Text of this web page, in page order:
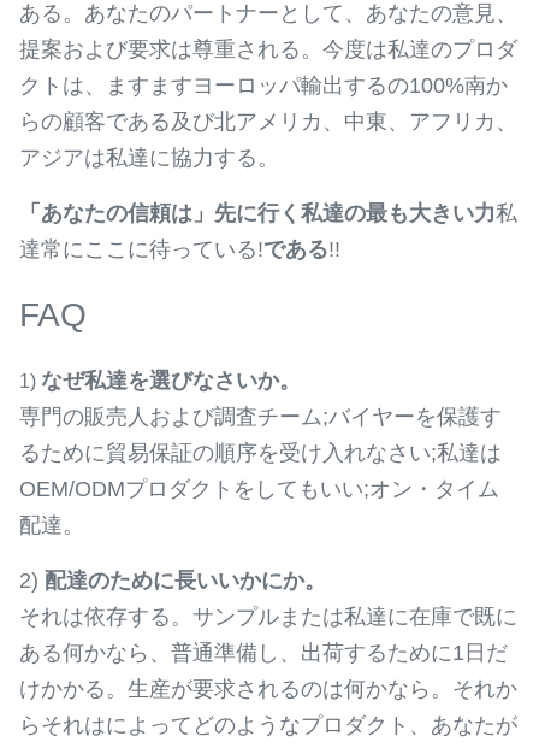
ある。あなたのパートナーとして、あなたの意見、
提案および要求は尊重される。今度は私達のプロダ
クトは、ますますヨーロッパ輸出するの100%南か
らの顧客である及び北アメリカ、中東、アフリカ、
アジアは私達に協力する。
「あなたの信頼は」先に行く私達の最も大きい力私
達常にここに待っている!である!!
FAQ
1) なぜ私達を選びなさいか。
専門の販売人および調査チーム;バイヤーを保護す
るために貿易保証の順序を受け入れなさい;私達は
OEM/ODMプロダクトをしてもいい;オン・タイム
配達。
2) 配達のために長いいかにか。
それは依存する。サンプルまたは私達に在庫で既に
ある何かなら、普通準備し、出荷するために1日だ
けかかる。生産が要求されるのは何かなら。それか
らそれはによってどのようなプロダクト、あなたが